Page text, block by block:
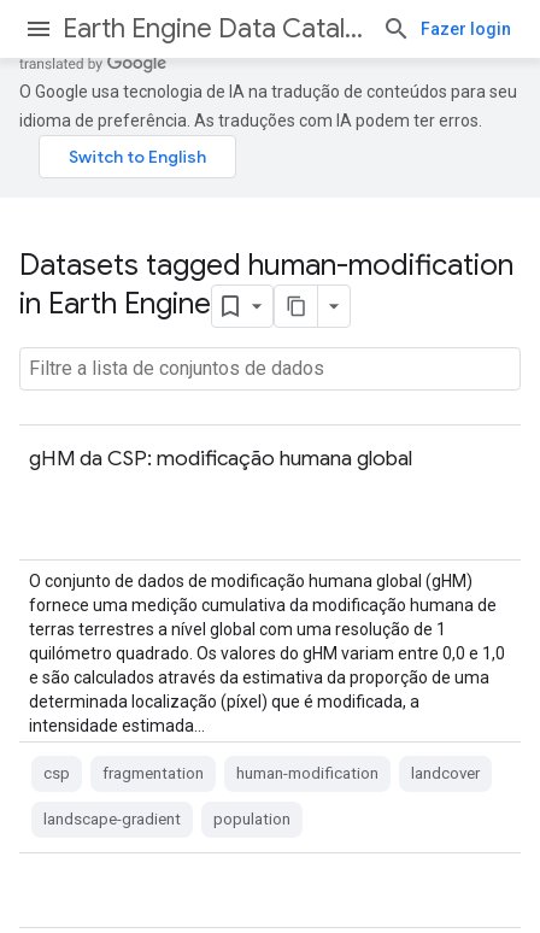
Earth Engine Data Catalog Fazer login
O Google usa tecnologia de IA na tradução de conteúdos para seu
idioma de preferência. As traduções com IA podem ter erros.
Datasets tagged human-modification
in Earth Engine
gHM da CSP: modificação humana global
O conjunto de dados de modificação humana global (gHM)
fornece uma medição cumulativa da modificação humana de
terras terrestres a nível global com uma resolução de 1
quilómetro quadrado. Os valores do gHM variam entre 0,0 e 1,0
e são calculados através da estimativa da proporção de uma
determinada localização (píxel) que é modificada, a
intensidade estimada…
csp fragmentation human-modification landcover
landscape-gradient population